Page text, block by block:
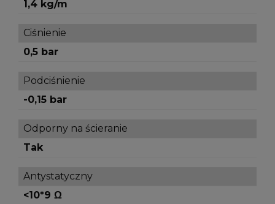
1,4 kg/m
Ciśnienie
0,5 bar
Podciśnienie
-0,15 bar
Odporny na ścieranie
Tak
Antystatyczny
<10*9 Ω